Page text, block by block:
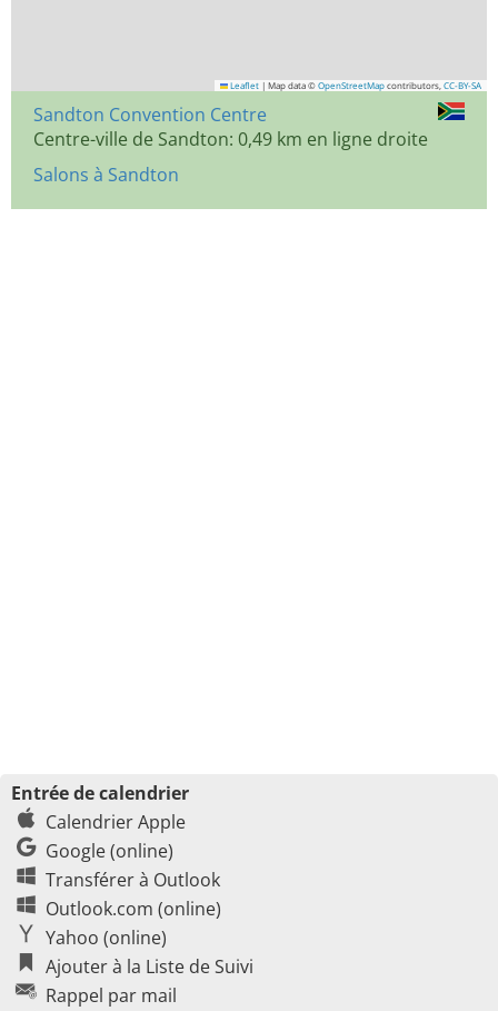
Leaflet | Map data © OpenStreetMap contributors, CC-BY-SA
Sandton Convention Centre
Centre-ville de Sandton: 0,49 km en ligne droite
Salons à Sandton
Entrée de calendrier
Calendrier Apple
Google (online)
Transférer à Outlook
Outlook.com (online)
Yahoo (online)
Ajouter à la Liste de Suivi
Rappel par mail